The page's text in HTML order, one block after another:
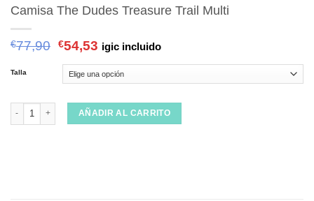
Camisa The Dudes Treasure Trail Multi
€77,90 €54,53 igic incluido
Talla
Camisa The Dudes Treasure Trail Multi cantidad
AÑADIR AL CARRITO